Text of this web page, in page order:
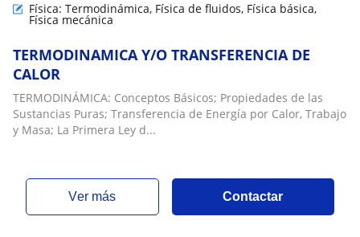
Física: Termodinámica, Física de fluidos, Física básica,
Física mecánica
TERMODINAMICA Y/O TRANSFERENCIA DE
CALOR
TERMODINÁMICA: Conceptos Básicos; Propiedades de las
Sustancias Puras; Transferencia de Energía por Calor, Trabajo
y Masa; La Primera Ley d...
ver más Contactar